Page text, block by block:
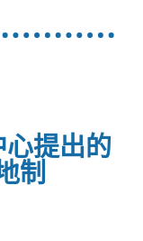
提出的
制